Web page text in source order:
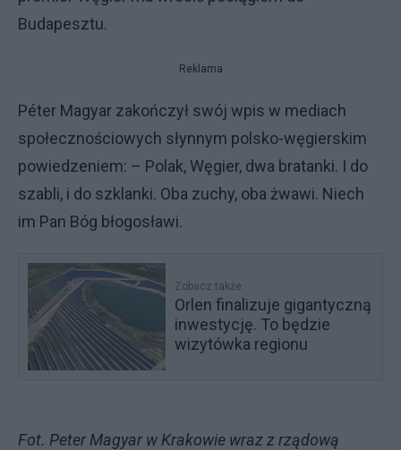
Budapesztu.
Reklama
Péter Magyar zakończył swój wpis w mediach
społecznościowych słynnym polsko-węgierskim
powiedzeniem: – Polak, Węgier, dwa bratanki. I do
szabli, i do szklanki. Oba zuchy, oba żwawi. Niech
im Pan Bóg błogosławi.
Zobacz także
Orlen finalizuje gigantyczną
inwestycję. To będzie
wizytówka regionu
Fot. Peter Magyar w Krakowie wraz z rządową